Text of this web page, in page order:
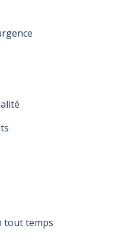
tout temps